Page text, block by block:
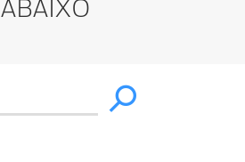
ABAIXO